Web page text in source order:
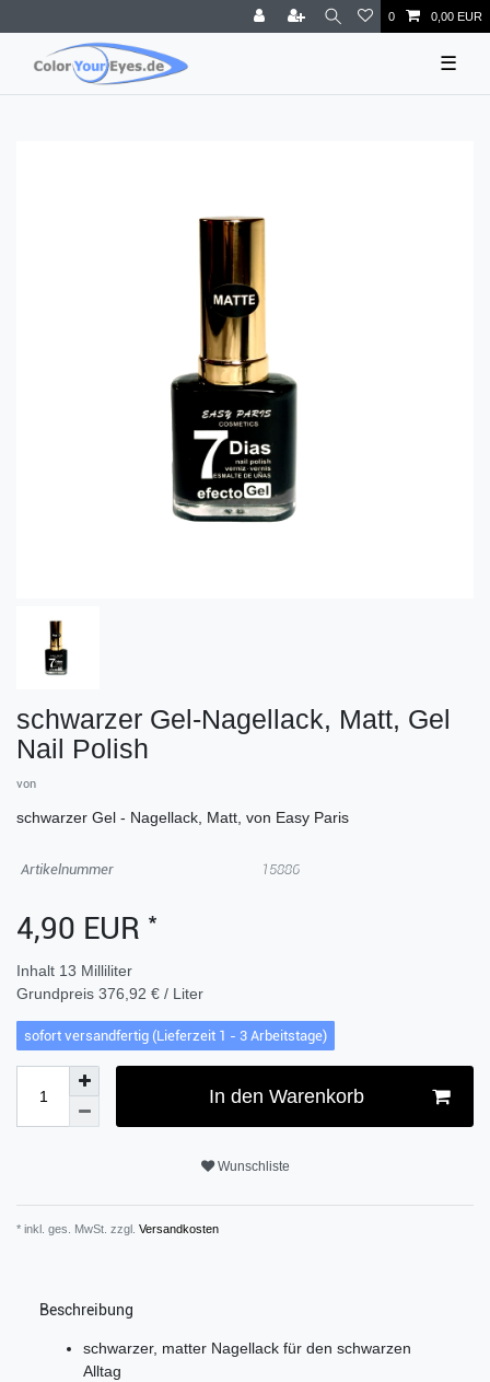
0 0,00 EUR
☰
schwarzer Gel-Nagellack, Matt, Gel
Nail Polish
von
schwarzer Gel - Nagellack, Matt, von Easy Paris
Artikelnummer 15886
4,90 EUR *
Inhalt 13 Milliliter
Grundpreis 376,92 € / Liter
sofort versandfertig (Lieferzeit 1 - 3 Arbeitstage)
In den Warenkorb
Wunschliste
* inkl. ges. MwSt. zzgl. Versandkosten
Beschreibung
schwarzer, matter Nagellack für den schwarzen
Alltag